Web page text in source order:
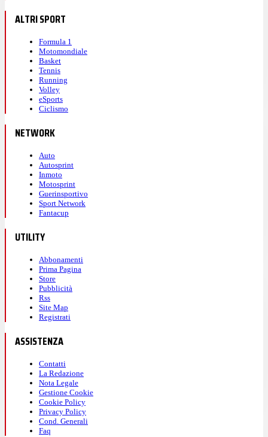
ALTRI SPORT
Formula 1
Motomondiale
Basket
Tennis
Running
Volley
eSports
Ciclismo
NETWORK
Auto
Autosprint
Inmoto
Motosprint
Guerinsportivo
Sport Network
Fantacup
UTILITY
Abbonamenti
Prima Pagina
Store
Pubblicità
Rss
Site Map
Registrati
ASSISTENZA
Contatti
La Redazione
Nota Legale
Gestione Cookie
Cookie Policy
Privacy Policy
Cond. Generali
Faq